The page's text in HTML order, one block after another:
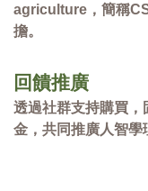
agriculture，簡稱
擔。
回饋推廣
透過社群支持購買，
金，共同推廣人智學